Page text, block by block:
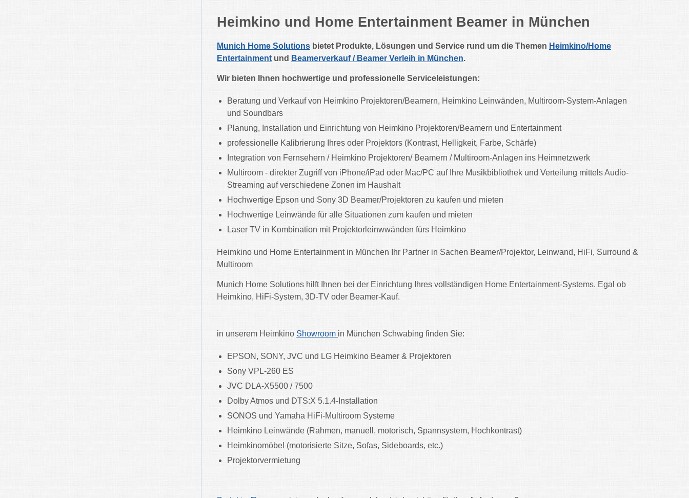
Heimkino und Home Entertainment Beamer in München
Munich Home Solutions bietet Produkte, Lösungen und Service rund um die Themen Heimkino/Home
Entertainment und Beamerverkauf / Beamer Verleih in München.
Wir bieten Ihnen hochwertige und professionelle Serviceleistungen:
Beratung und Verkauf von Heimkino Projektoren/Beamern, Heimkino Leinwänden, Multiroom-System-Anlagen
und Soundbars
Planung, Installation und Einrichtung von Heimkino Projektoren/Beamern und Entertainment
professionelle Kalibrierung Ihres oder Projektors (Kontrast, Helligkeit, Farbe, Schärfe)
Integration von Fernsehern / Heimkino Projektoren/ Beamern / Multiroom-Anlagen ins Heimnetzwerk
Multiroom - direkter Zugriff von iPhone/iPad oder Mac/PC auf Ihre Musikbibliothek und Verteilung mittels Audio-
Streaming auf verschiedene Zonen im Haushalt
Hochwertige Epson und Sony 3D Beamer/Projektoren zu kaufen und mieten
Hochwertige Leinwände für alle Situationen zum kaufen und mieten
Laser TV in Kombination mit Projektorleinwwänden fürs Heimkino
Heimkino und Home Entertainment in München Ihr Partner in Sachen Beamer/Projektor, Leinwand, HiFi, Surround &
Multiroom
Munich Home Solutions hilft Ihnen bei der Einrichtung Ihres vollständigen Home Entertainment-Systems. Egal ob
Heimkino, HiFi-System, 3D-TV oder Beamer-Kauf.
in unserem Heimkino Showroom in München Schwabing finden Sie:
EPSON, SONY, JVC und LG Heimkino Beamer & Projektoren
Sony VPL-260 ES
JVC DLA-X5500 / 7500
Dolby Atmos und DTS:X 5.1.4-Installation
SONOS und Yamaha HiFi-Multiroom Systeme
Heimkino Leinwände (Rahmen, manuell, motorisch, Spannsystem, Hochkontrast)
Heimkinomöbel (motorisierte Sitze, Sofas, Sideboards, etc.)
Projektorvermietung